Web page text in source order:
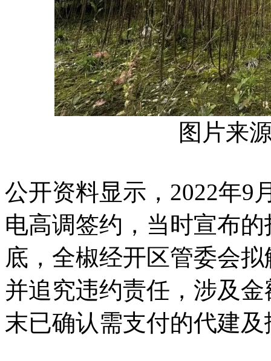
图片来
公开资料显示，2022年9
电高调签约，当时宣布
底，全椒经开区管委会
并追究违约责任，涉及
末已确认需支付的代建